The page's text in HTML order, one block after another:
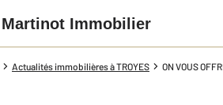
Martinot Immobilier
Actualités immobilières à TROYES ON VOUS